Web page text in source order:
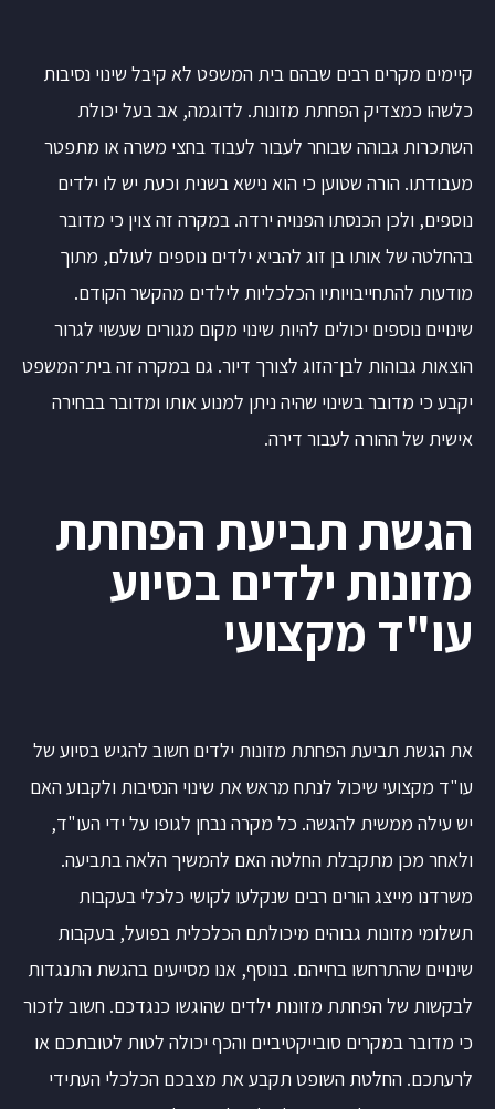
קיימים מקרים רבים שבהם בית המשפט לא קיבל שינוי נסיבות
כלשהו כמצדיק הפחתת מזונות. לדוגמה, אב בעל יכולת
השתכרות גבוהה שבוחר לעבור לעבוד בחצי משרה או מתפטר
מעבודתו. הורה שטוען כי הוא נישא בשנית וכעת יש לו ילדים
נוספים, ולכן הכנסתו הפנויה ירדה. במקרה זה צוין כי מדובר
בהחלטה של אותו בן זוג להביא ילדים נוספים לעולם, מתוך
מודעות להתחייבויותיו הכלכליות לילדים מהקשר הקודם.
שינויים נוספים יכולים להיות שינוי מקום מגורים שעשוי לגרור
הוצאות גבוהות לבן־הזוג לצורך דיור. גם במקרה זה בית־המשפט
יקבע כי מדובר בשינוי שהיה ניתן למנוע אותו ומדובר בבחירה
אישית של ההורה לעבור דירה.
הגשת תביעת הפחתת
מזונות ילדים בסיוע
עו"ד מקצועי
את הגשת תביעת הפחתת מזונות ילדים חשוב להגיש בסיוע של
עו"ד מקצועי שיכול לנתח מראש את שינוי הנסיבות ולקבוע האם
יש עילה ממשית להגשה. כל מקרה נבחן לגופו על ידי העו"ד,
ולאחר מכן מתקבלת החלטה האם להמשיך הלאה בתביעה.
משרדנו מייצג הורים רבים שנקלעו לקושי כלכלי בעקבות
תשלומי מזונות גבוהים מיכולתם הכלכלית בפועל, בעקבות
שינויים שהתרחשו בחייהם. בנוסף, אנו מסייעים בהגשת התנגדות
לבקשות של הפחתת מזונות ילדים שהוגשו כנגדכם. חשוב לזכור
כי מדובר במקרים סובייקטיביים והכף יכולה לטות לטובתכם או
לרעתכם. החלטת השופט תקבע את מצבכם הכלכלי העתידי